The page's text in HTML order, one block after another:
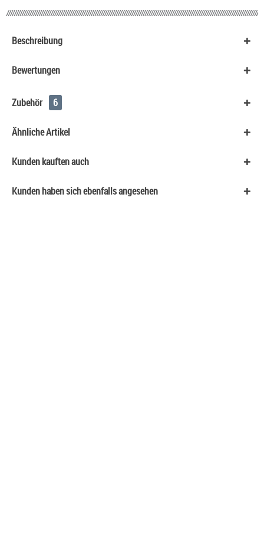
Beschreibung
Bewertungen
Zubehör 6
Ähnliche Artikel
Kunden kauften auch
Kunden haben sich ebenfalls angesehen